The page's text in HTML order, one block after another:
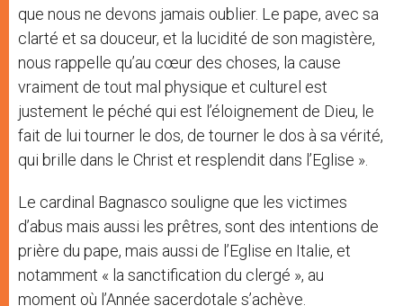
que nous ne devons jamais oublier. Le pape, avec sa
clarté et sa douceur, et la lucidité de son magistère,
nous rappelle qu’au cœur des choses, la cause
vraiment de tout mal physique et culturel est
justement le péché qui est l’éloignement de Dieu, le
fait de lui tourner le dos, de tourner le dos à sa vérité,
qui brille dans le Christ et resplendit dans l’Eglise ».
Le cardinal Bagnasco souligne que les victimes
d’abus mais aussi les prêtres, sont des intentions de
prière du pape, mais aussi de l’Eglise en Italie, et
notamment « la sanctification du clergé », au
moment où l’Année sacerdotale s’achève.